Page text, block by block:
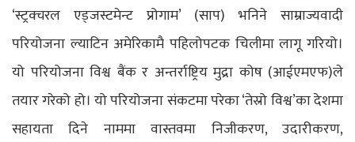
‘स्ट्रक्चरल एड्जस्टमेन्ट प्रोगाम’ (साप) भनिने साम्राज्यवादी
परियोजना ल्याटिन अमेरिकामै पहिलोपटक चिलीमा लागू गरियो।
यो परियोजना विश्व बैंक र अन्तर्राष्ट्रिय मुद्रा कोष (आईएमएफ)ले
तयार गरेको हो। यो परियोजना संकटमा परेका ‘तेस्रो विश्व’का देशमा
सहायता दिने नाममा वास्तवमा निजीकरण, उदारीकरण,